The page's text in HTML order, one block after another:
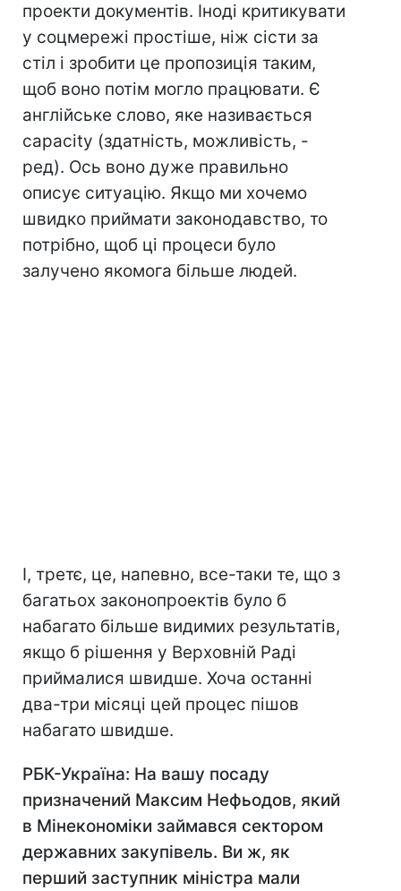
проекти документів. Іноді критикувати
у соцмережі простіше, ніж сісти за
стіл і зробити це пропозиція таким,
щоб воно потім могло працювати. Є
англійське слово, яке називається
capacity (здатність, можливість, -
ред). Ось воно дуже правильно
описує ситуацію. Якщо ми хочемо
швидко приймати законодавство, то
потрібно, щоб ці процеси було
залучено якомога більше людей.
І, третє, це, напевно, все-таки те, що з
багатьох законопроектів було б
набагато більше видимих результатів,
якщо б рішення у Верховній Раді
приймалися швидше. Хоча останні
два-три місяці цей процес пішов
набагато швидше.
РБК-Україна: На вашу посаду
призначений Максим Нефьодов, який
в Мінекономіки займався сектором
державних закупівель. Ви ж, як
перший заступник міністра мали